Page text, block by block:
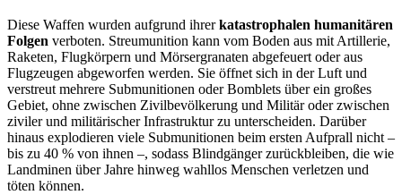
Diese Waffen wurden aufgrund ihrerkatastrophalen humanitären
Folgen verboten. Streumunition kann vom Boden aus mit Artillerie,
Raketen, Flugkörpern und Mörsergranaten abgefeuert oder aus
Flugzeugen abgeworfen werden. Sie öffnet sich in der Luft und
verstreut mehrere Submunitionen oder Bomblets über ein großes
Gebiet, ohne zwischen Zivilbevölkerung und Militär oder zwischen
ziviler und militärischer Infrastruktur zu unterscheiden. Darüber
hinaus explodieren viele Submunitionen beim ersten Aufprall nicht –
bis zu 40 % von ihnen –, sodass Blindgänger zurückbleiben, die wie
Landminen über Jahre hinweg wahllos Menschen verletzen und
töten können.